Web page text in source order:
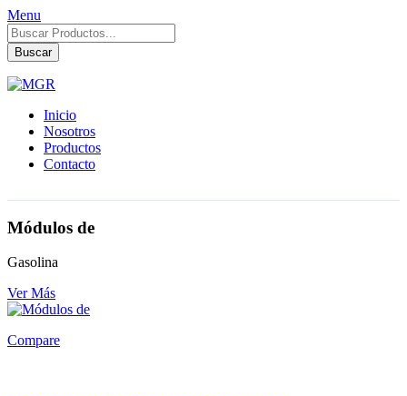
Menu
Búsqueda
de
productos
Buscar
Inicio
Nosotros
Productos
Contacto
Módulos de
Gasolina
Ver Más
Compare